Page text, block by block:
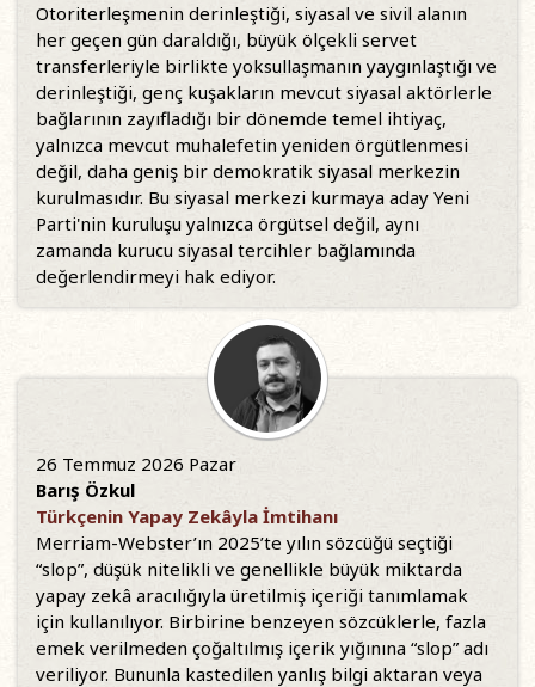
Otoriterleşmenin derinleştiği, siyasal ve sivil alanın
her geçen gün daraldığı, büyük ölçekli servet
transferleriyle birlikte yoksullaşmanın yaygınlaştığı ve
derinleştiği, genç kuşakların mevcut siyasal aktörlerle
bağlarının zayıfladığı bir dönemde temel ihtiyaç,
yalnızca mevcut muhalefetin yeniden örgütlenmesi
değil, daha geniş bir demokratik siyasal merkezin
kurulmasıdır. Bu siyasal merkezi kurmaya aday Yeni
Parti'nin kuruluşu yalnızca örgütsel değil, aynı
zamanda kurucu siyasal tercihler bağlamında
değerlendirmeyi hak ediyor.
26 Temmuz 2026 Pazar
Barış Özkul
Türkçenin Yapay Zekâyla İmtihanı
Merriam-Webster’ın 2025’te yılın sözcüğü seçtiği
“slop”, düşük nitelikli ve genellikle büyük miktarda
yapay zekâ aracılığıyla üretilmiş içeriği tanımlamak
için kullanılıyor. Birbirine benzeyen sözcüklerle, fazla
emek verilmeden çoğaltılmış içerik yığınına “slop” adı
veriliyor. Bununla kastedilen yanlış bilgi aktaran veya